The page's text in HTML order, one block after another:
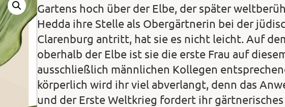
Gartens hoch über der Elbe, der später
Hedda ihre Stelle als Obergärtnerin bei der
Clarenburg antritt, hat sie es nicht leicht. Auf
oberhalb der Elbe ist sie die erste Frau auf
ausschließlich männlichen Kollegen
körperlich wird ihr viel abverlangt, denn das
und der Erste Weltkrieg fordert ihr